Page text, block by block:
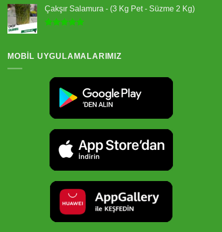
5.00oy
aldı
Çakşır Salamura - (3 Kg Pet - Süzme 2 Kg)
MOBIL UYGULAMALARIMIZ